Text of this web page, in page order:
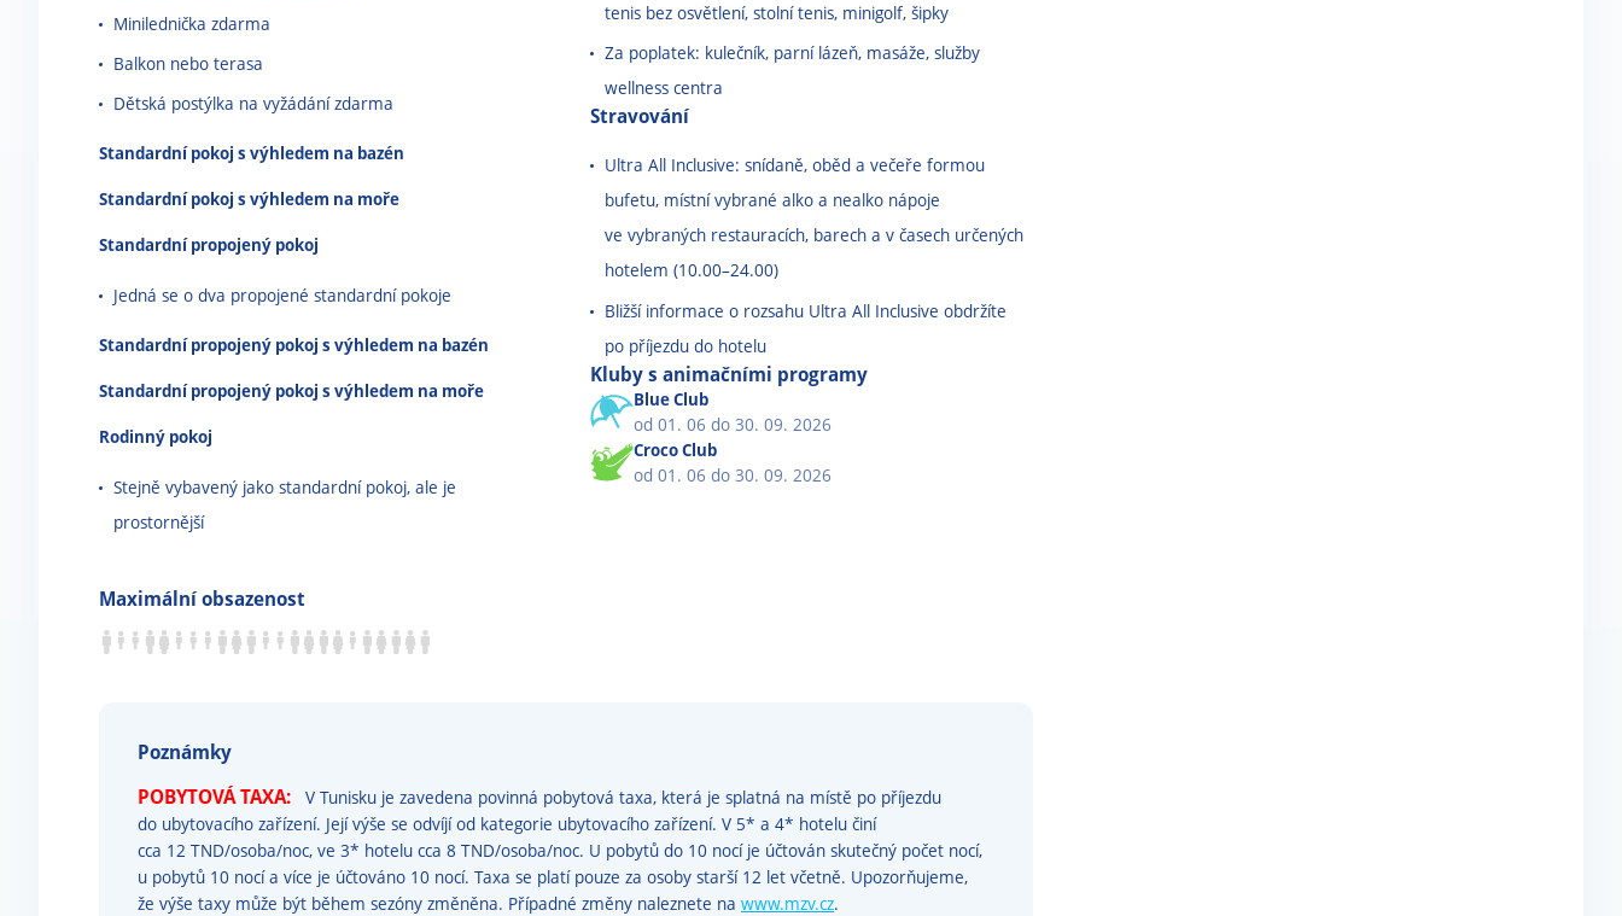
Minilednička zdarma
Balkon nebo terasa
Dětská postýlka na vyžádání zdarma
Standardní pokoj s výhledem na bazén
Standardní pokoj s výhledem na moře
Standardní propojený pokoj
Jedná se o dva propojené standardní pokoje
Standardní propojený pokoj s výhledem na bazén
Standardní propojený pokoj s výhledem na moře
Rodinný pokoj
Stejně vybavený jako standardní pokoj, ale je
prostornější
tenis bez osvětlení, stolní tenis, minigolf, šipky
Za poplatek: kulečník, parní lázeň, masáže, služby
wellness centra
Stravování
Ultra All Inclusive: snídaně, oběd a večeře formou
bufetu, místní vybrané alko a nealko nápoje
ve vybraných restauracích, barech a v časech určených
hotelem (10.00–24.00)
Bližší informace o rozsahu Ultra All Inclusive obdržíte
po příjezdu do hotelu
Kluby s animačními programy
Blue Club
od 01. 06 do 30. 09. 2026
Croco Club
od 01. 06 do 30. 09. 2026
Maximální obsazenost
Poznámky
POBYTOVÁ TAXA:
V Tunisku je zavedena povinná pobytová taxa, která je splatná na místě po příjezdu
do ubytovacího zařízení. Její výše se odvíjí od kategorie ubytovacího zařízení. V 5* a 4* hotelu činí
cca 12 TND/osoba/noc, ve 3* hotelu cca 8 TND/osoba/noc. U pobytů do 10 nocí je účtován skutečný počet nocí,
u pobytů 10 nocí a více je účtováno 10 nocí. Taxa se platí pouze za osoby starší 12 let včetně. Upozorňujeme,
že výše taxy může být během sezóny změněna. Případné změny naleznete na www.mzv.cz.